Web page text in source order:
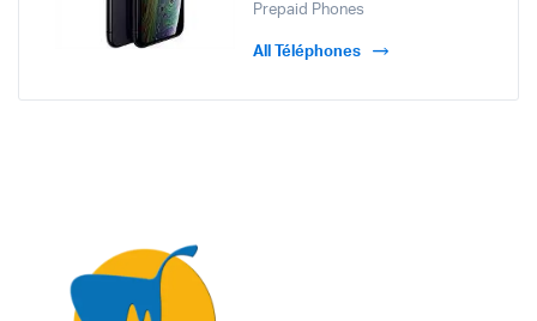
Prepaid Phones
All Téléphones